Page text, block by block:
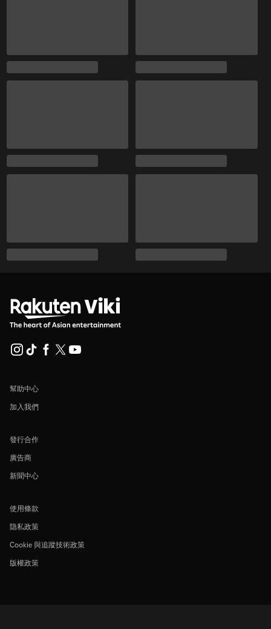
幫助中心
加入我們
發行合作
廣告商
新聞中心
使用條款
隐私政策
Cookie 與追蹤技術政策
版權政策